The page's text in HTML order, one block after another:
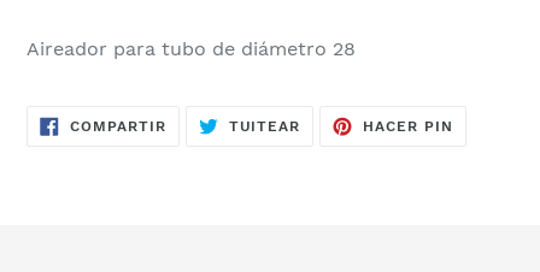
Aireador para tubo de diámetro 28
COMPARTIRCOMPARTIRTUITEAR TUITEARHACER PIN